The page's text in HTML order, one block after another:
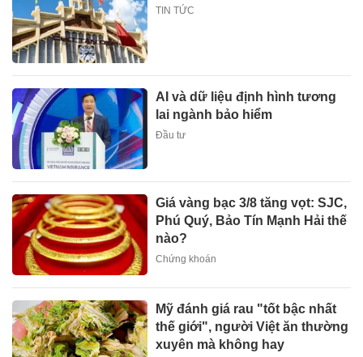
TIN TỨC
AI và dữ liệu định hình tương
lai ngành bảo hiểm
Đầu tư
Giá vàng bạc 3/8 tăng vọt: SJC,
Phú Quý, Bảo Tín Mạnh Hải thế
nào?
Chứng khoán
Mỹ đánh giá rau "tốt bậc nhất
thế giới", người Việt ăn thường
xuyên mà không hay